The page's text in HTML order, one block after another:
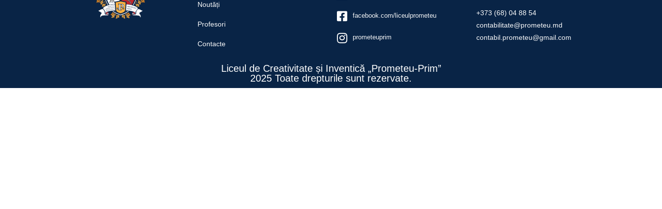
Noutăți
Profesori
Contacte
facebook.com/liceulprometeu
prometeuprim
+373 (68) 04 88 54
contabilitate@prometeu.md
contabil.prometeu@gmail.com
Liceul de Creativitate și Inventică „Prometeu-Prim”
2025 Toate drepturile sunt rezervate.